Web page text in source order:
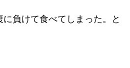
負けて食べてしまった。と